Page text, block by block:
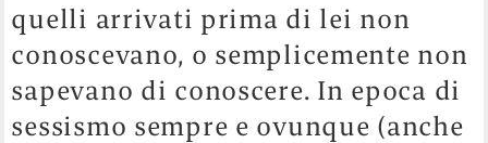
quelli arrivati prima di lei non
conoscevano, o semplicemente non
sapevano di conoscere. In epoca di
sessismo sempre e ovunque (anche